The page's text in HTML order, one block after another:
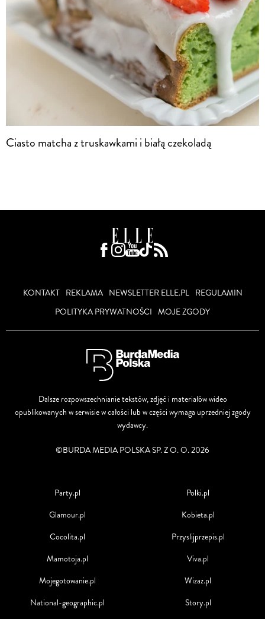
Ciasto matcha z truskawkami i białą czekoladą
KONTAKT REKLAMA NEWSLETTER ELLE.PL
REGULAMIN
POLITYKA PRYWATNOŚCI MOJE ZGODY
Dalsze rozpowszechnianie tekstów, zdjęć i materiałów wideo
opublikowanych w serwisie w całości lub w części wymaga uprzedniej zgody
wydawcy.
©BURDA MEDIA POLSKA SP. Z O. O. 2026
Party.pl
Glamour.pl
Cocolita.pl
Mamotoja.pl
Mojegotowanie.pl
National-geographic.pl
Polki.pl
Kobieta.pl
Przyslijprzepis.pl
Viva.pl
Wizaz.pl
Story.pl